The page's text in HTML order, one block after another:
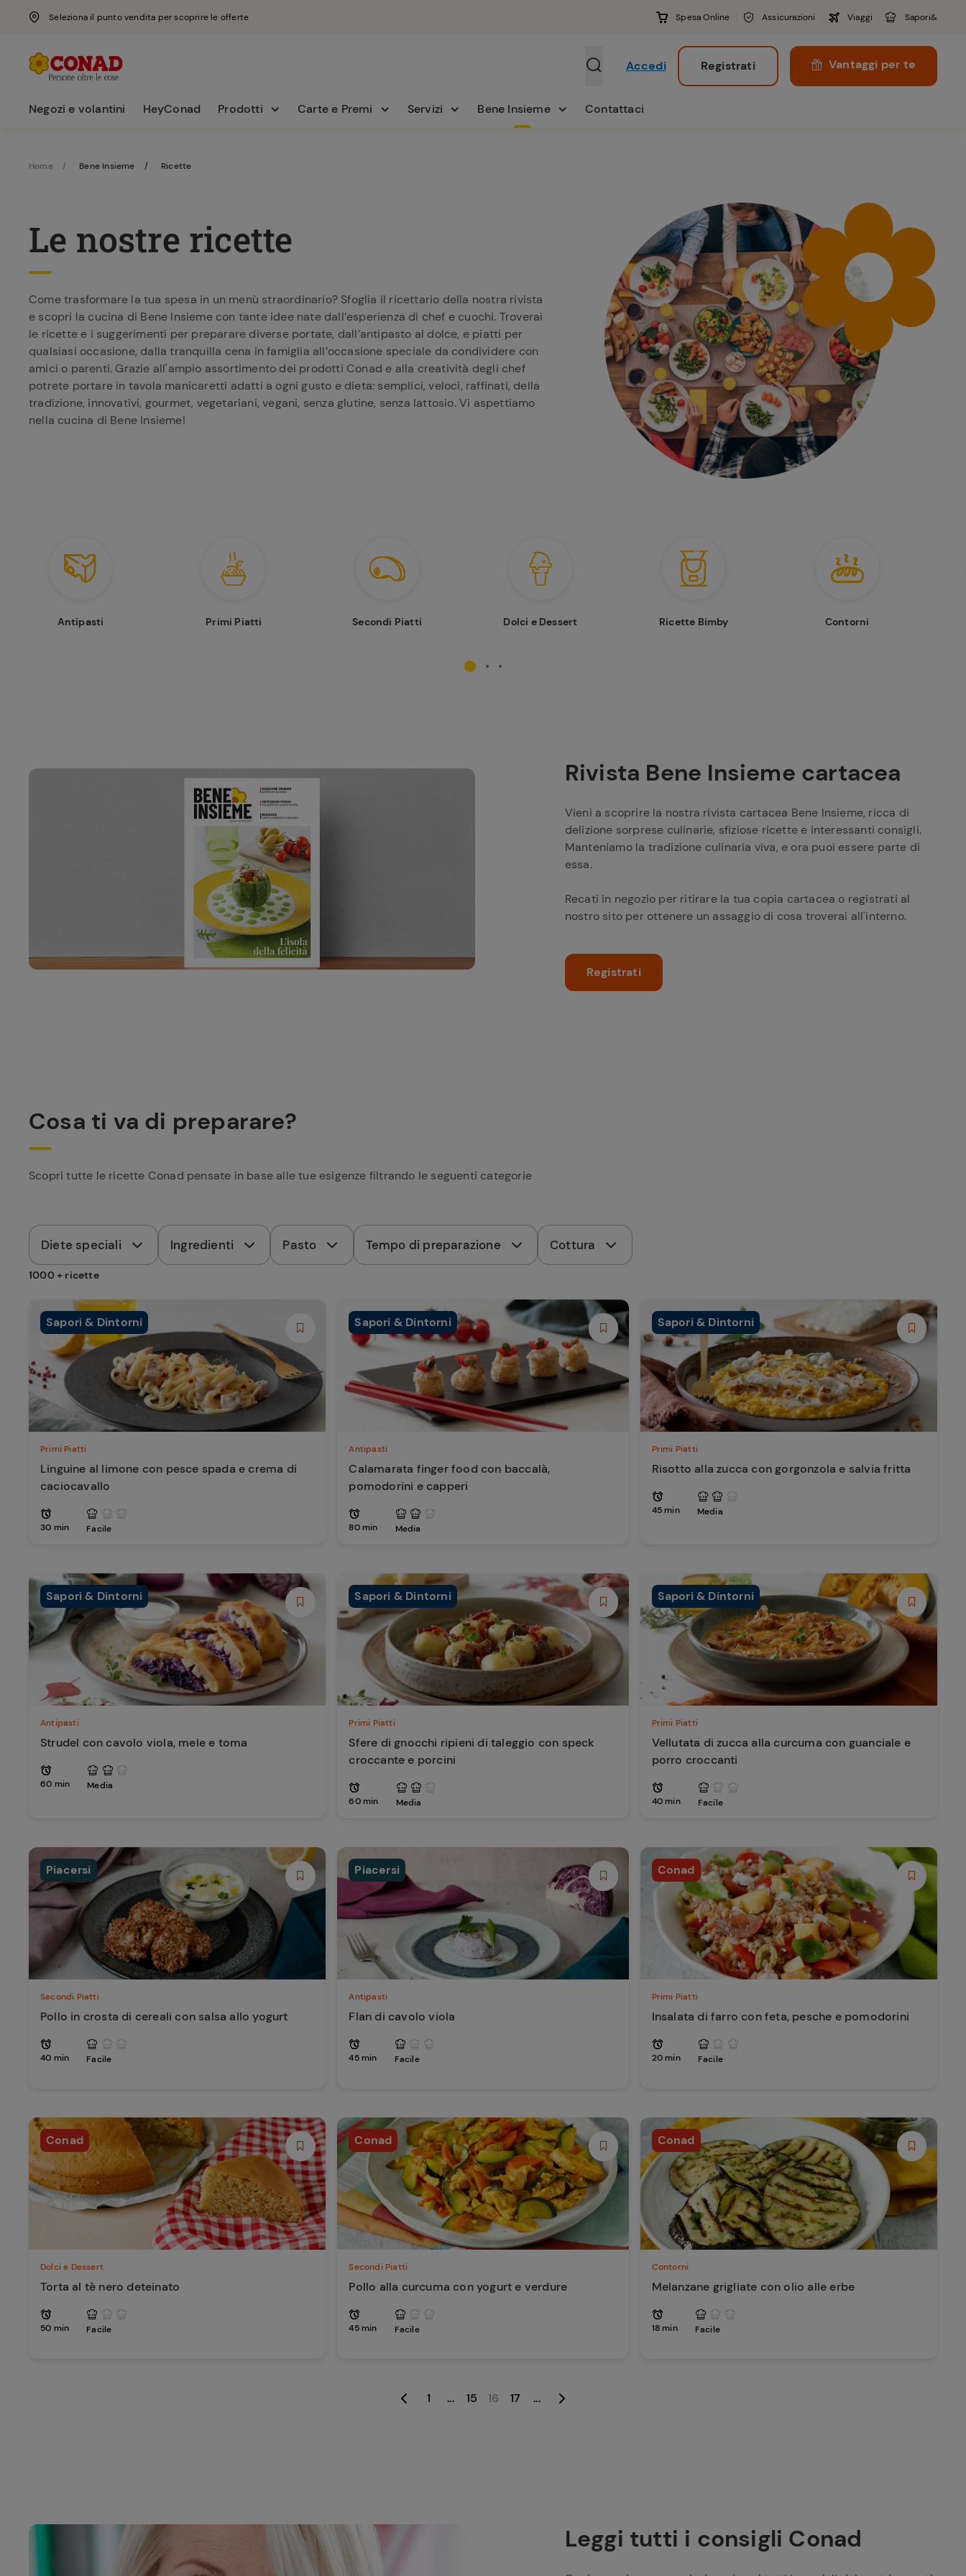
Seleziona il punto vendita per scoprire le offerte Spesa Online Assicurazioni Viaggi Sapori&
Accedi Registrati Vantaggi per te
Negozi e volantini HeyConad Prodotti Carte e Premi Servizi Bene Insieme Contattaci
Home Bene Insieme Ricette
Le nostre ricette
Come trasformare la tua spesa in un menù straordinario? Sfoglia il ricettario della nostra rivista
e scopri la cucina di Bene Insieme con tante idee nate dall’esperienza di chef e cuochi. Troverai
le ricette e i suggerimenti per preparare diverse portate, dall’antipasto al dolce, e piatti per
qualsiasi occasione, dalla tranquilla cena in famiglia all’occasione speciale da condividere con
amici o parenti. Grazie all'ampio assortimento dei prodotti Conad e alla creatività degli chef
potrete portare in tavola manicaretti adatti a ogni gusto e dieta: semplici, veloci, raffinati, della
tradizione, innovativi, gourmet, vegetariani, vegani, senza glutine, senza lattosio. Vi aspettiamo
nella cucina di Bene Insieme!
Antipasti Primi Piatti Secondi Piatti Dolci e Dessert Ricette Bimby Contorni
Rivista Bene Insieme cartacea
Vieni a scoprire la nostra rivista cartacea Bene Insieme, ricca di
delizione sorprese culinarie, sfiziose ricette e interessanti consigli.
Manteniamo la tradizione culinaria viva, e ora puoi essere parte di
essa.
Recati in negozio per ritirare la tua copia cartacea o registrati al
nostro sito per ottenere un assaggio di cosa troverai all'interno.
Registrati
Cosa ti va di preparare?
Scopri tutte le ricette Conad pensate in base alle tue esigenze filtrando le seguenti categorie
Diete speciali Ingredienti Pasto Tempo di preparazione Cottura
1000 + ricette
Sapori & Dintorni
Primi Piatti
Linguine al limone con pesce spada e crema di
caciocavallo
30 min Facile
Sapori & Dintorni
Antipasti
Calamarata finger food con baccalà,
pomodorini e capperi
80 min Media
Sapori & Dintorni
Primi Piatti
Risotto alla zucca con gorgonzola e salvia fritta
45 min Media
Sapori & Dintorni
Antipasti
Strudel con cavolo viola, mele e toma
60 min Media
Sapori & Dintorni
Primi Piatti
Sfere di gnocchi ripieni di taleggio con speck
croccante e porcini
60 min Media
Sapori & Dintorni
Primi Piatti
Vellutata di zucca alla curcuma con guanciale e
porro croccanti
40 min Facile
Piacersi
Secondi Piatti
Pollo in crosta di cereali con salsa allo yogurt
40 min Facile
Piacersi
Antipasti
Flan di cavolo viola
45 min Facile
Conad
Primi Piatti
Insalata di farro con feta, pesche e pomodorini
20 min Facile
Conad
Dolci e Dessert
Torta al tè nero deteinato
50 min Facile
Conad
Secondi Piatti
Pollo alla curcuma con yogurt e verdure
45 min Facile
Conad
Contorni
Melanzane grigliate con olio alle erbe
18 min Facile
1 ... 15 16 17 ...
Leggi tutti i consigli Conad